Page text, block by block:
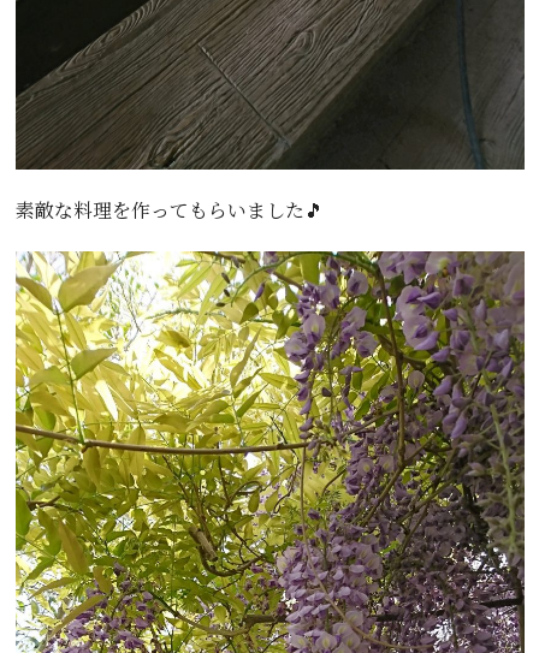
素敵な料理を作ってもらいました🎵